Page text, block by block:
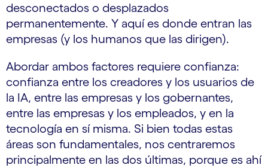
desconectados o desplazados
permanentemente. Y aquí es donde entran las
empresas (y los humanos que las dirigen).
Abordar ambos factores requiere confianza:
confianza entre los creadores y los usuarios de
la IA, entre las empresas y los gobernantes,
entre las empresas y los empleados, y en la
tecnología en sí misma. Si bien todas estas
áreas son fundamentales, nos centraremos
principalmente en las dos últimas, porque es ahí